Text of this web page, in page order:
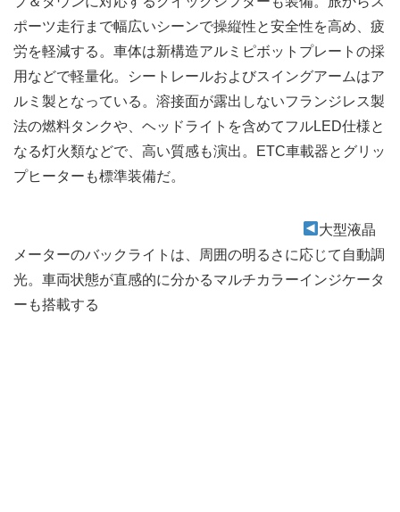
ポーツ走行まで幅広いシーンで操縦性と安全性を高め、疲
労を軽減する。車体は新構造アルミピボットプレートの採
用などで軽量化。シートレールおよびスイングアームはア
ルミ製となっている。溶接面が露出しないフランジレス製
法の燃料タンクや、ヘッドライトを含めてフルLED仕様と
なる灯火類などで、高い質感も演出。ETC車載器とグリッ
プヒーターも標準装備だ。
大型液晶
メーターのバックライトは、周囲の明るさに応じて自動調
光。車両状態が直感的に分かるマルチカラーインジケータ
ーも搭載する